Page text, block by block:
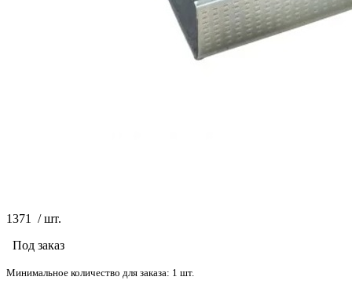
1371 /шт.
Под заказ
Минимальное количество для заказа: 1 шт.